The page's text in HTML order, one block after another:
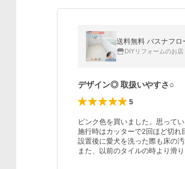
送料無料 バスナフ
DIYリフォームのお
デザイン◎ 取扱いやすさ○
5
ピンク色を買いました。思って
施行時はカッターで2回ほど切れ
設置後に愛犬を洗った際も床の
また、以前のタイルの時より滑